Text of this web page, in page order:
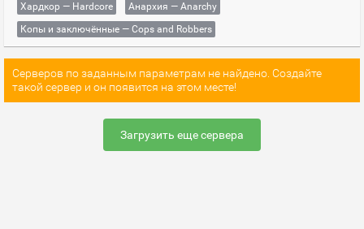
Хардкор — Hardcore
Анархия — Anarchy
Копы и заключённые — Cops and Robbers
Серверов по заданным параметрам не найдено. Создайте
такой сервер и он появится на этом месте!
Загрузить еще сервера